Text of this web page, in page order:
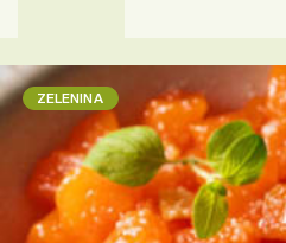
ZELENINA